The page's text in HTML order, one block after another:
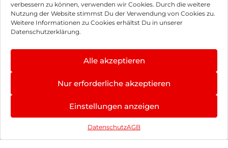
verbessern zu können, verwenden wir Cookies. Durch die weitere
Nutzung der Website stimmst Du der Verwendung von Cookies zu.
Weitere Informationen zu Cookies erhältst Du in unserer
Datenschutzerklärung.
Alle akzeptieren
Nur erforderliche akzeptieren
Einstellungen anzeigen
DatenschutzAGB
inkl. MwSt. inkl. MwSt.
Samsung Galaxy
A26 5G 128 GB
€
S25 Ultra 1TB
Titanium Black
1.808,90
Samsung Galaxy
A16 LTE 128 GB
inkl. MwSt.
Nothing Phone
(3a) 256 GB Black
inkl. MwSt.